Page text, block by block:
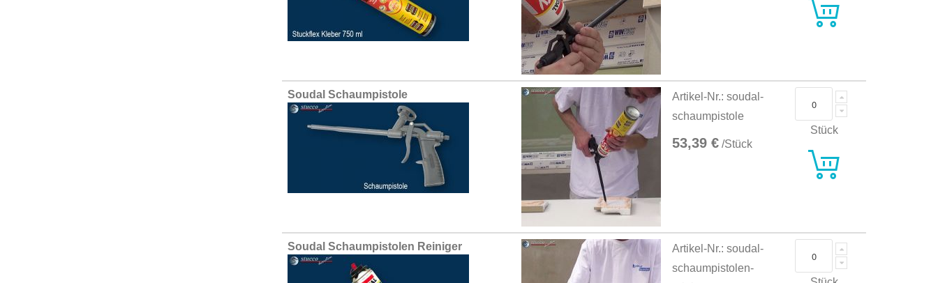
Soudal Schaumpistole
Artikel-Nr.: soudal-
schaumpistole
53,39 € /Stück
Stück
Soudal Schaumpistolen Reiniger
Artikel-Nr.: soudal-
schaumpistolen-